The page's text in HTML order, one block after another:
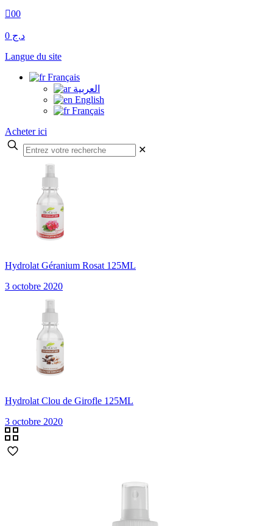
00
د.ج 0
Langue du site
Français
العربية
English
Français
Acheter ici
✕
Hydrolat Géranium Rosat 125ML
3 octobre 2020
Hydrolat Clou de Girofle 125ML
3 octobre 2020